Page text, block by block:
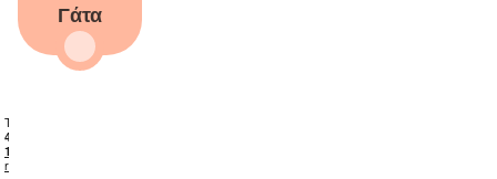
Γάτα